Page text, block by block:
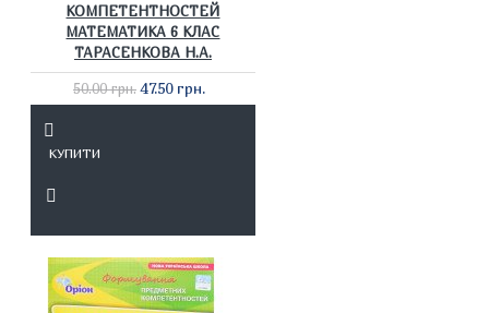
КОМПЕТЕНТНОСТЕЙ
МАТЕМАТИКА 6 КЛАС
ТАРАСЕНКОВА Н.А.
50.00 грн. 47.50 грн.
КУПИТИ